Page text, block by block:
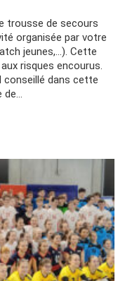
trousse de secours
organisée par votre
jeunes,…). Cette
risques encourus.
conseillé dans cette
de…